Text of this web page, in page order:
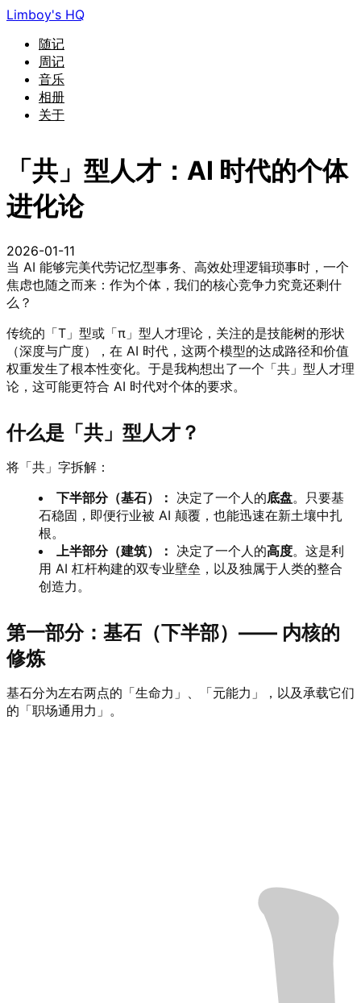
Limboy's HQ
随记
周记
音乐
相册
关于
「共」型人才：AI 时代的个体
进化论
2026-01-11
当 AI 能够完美代劳记忆型事务、高效处理逻辑琐事时，一个
焦虑也随之而来：作为个体，我们的核心竞争力究竟还剩什
么？
传统的「T」型或「π」型人才理论，关注的是技能树的形状
（深度与广度），在 AI 时代，这两个模型的达成路径和价值
权重发生了根本性变化。于是我构想出了一个「共」型人才理
论，这可能更符合 AI 时代对个体的要求。
什么是「共」型人才？
将「共」字拆解：
下半部分（基石）： 决定了一个人的底盘。只要基
石稳固，即便行业被 AI 颠覆，也能迅速在新土壤中扎
根。
上半部分（建筑）： 决定了一个人的高度。这是利
用 AI 杠杆构建的双专业壁垒，以及独属于人类的整合
创造力。
第一部分：基石（下半部）—— 内核的
修炼
基石分为左右两点的「生命力」、「元能力」，以及承载它们
的「职场通用力」。